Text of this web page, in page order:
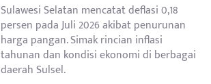
Sulawesi Selatan mencatat deflasi 0,18
persen pada Juli 2026 akibat penurunan
harga pangan. Simak rincian inflasi
tahunan dan kondisi ekonomi di berbagai
daerah Sulsel.